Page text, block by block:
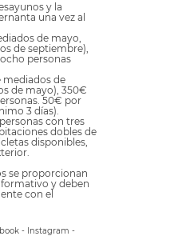
y la
una vez al
de mayo,
de septiembre),
personas
mediados de
de mayo), 350€
50€ por
3 días).
con tres
dobles de
disponibles,
se proporcionan
y deben
con el
- Instagram -